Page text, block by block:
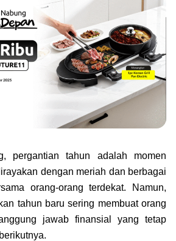
& Custom
Treasury
hal yang benar-benar berarti
pergantian tahun adalah momen
dengan meriah dan berbagai
orang-orang terdekat. Namun,
tahun baru sering membuat orang
jawab finansial yang tetap